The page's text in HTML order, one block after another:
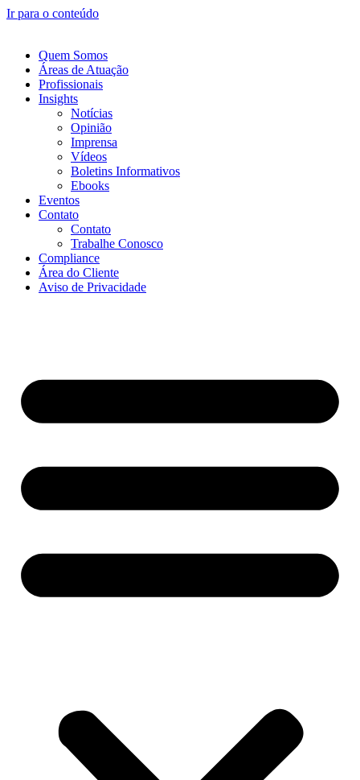
Ir para o conteúdo
Quem Somos
Áreas de Atuação
Profissionais
Insights
Notícias
Opinião
Imprensa
Vídeos
Boletins Informativos
Ebooks
Eventos
Contato
Contato
Trabalhe Conosco
Compliance
Área do Cliente
Aviso de Privacidade